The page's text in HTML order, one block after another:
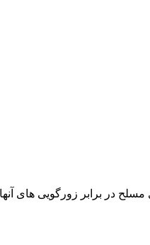
در برابر زورگویی های